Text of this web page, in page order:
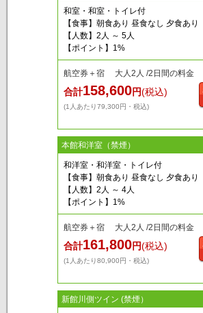
和室・和室・トイレ付
【食事】朝食あり 昼食なし 夕食あり
【人数】2人 ～ 5人
【ポイント】1%
航空券＋宿 大人2人 /2日間の料金
合計158,600円(税込)
(1人あたり79,300円・税込)
本館和洋室（禁煙）
和洋室・和洋室・トイレ付
【食事】朝食あり 昼食なし 夕食あり
【人数】2人 ～ 4人
【ポイント】1%
航空券＋宿 大人2人 /2日間の料金
合計161,800円(税込)
(1人あたり80,900円・税込)
新館川側ツイン (禁煙）